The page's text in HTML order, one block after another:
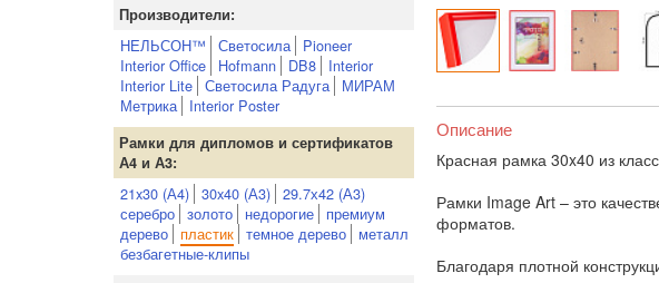
Производители:
НЕЛЬСОН™ Светосила
Pioneer
Interior Office
Hofmann DB8
Interior
Interior Lite Светосила Радуга
МИРАМ
Метрика
Interior Poster
Рамки для дипломов и сертификатов
А4 и А3:
21x30 (А4) 30x40 (А3) 29.7х42 (А3)
серебро золото недорогие
премиум
дерево пластик темное дерево
металл
безбагетные-клипы
Описание
Красная рамка 30x40 из
Рамки Image Art – это
форматов.
Благодаря плотной